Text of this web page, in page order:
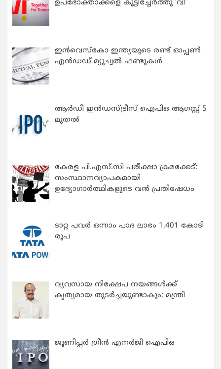
ഉപഭോക്താക്കളെ കൂട്ടിച്ചേർത്തു ‘വി’
ഇന്‍വെസ്കോ ഇന്ത്യയുടെ രണ്ട് ഓപ്പണ്‍
എന്‍ഡഡ് മ്യൂച്വല്‍ ഫണ്ടുകള്‍
ആർഡീ ഇൻഡസ്ട്രീസ് ഐപിഒ ആഗസ്റ്റ് 5
മുതൽ
കേരള പി.എസ്.സി പരീക്ഷാ ക്രമക്കേട്:
സംസ്ഥാനവ്യാപകമായി
ഉദ്യോഗാര്‍ത്ഥികളുടെ വന്‍ പ്രതിഷേധം
ടാറ്റ പവർ ഒന്നാം പാദ ലാഭം 1,401 കോടി
രൂപ
വ്യവസായ നിക്ഷേപ നയങ്ങള്‍ക്ക്
കൃത്യമായ തുടര്‍ച്ചയുണ്ടാകും: മന്ത്രി
ജൂണിപ്പർ ഗ്രീൻ എനർജി ഐപിഒ